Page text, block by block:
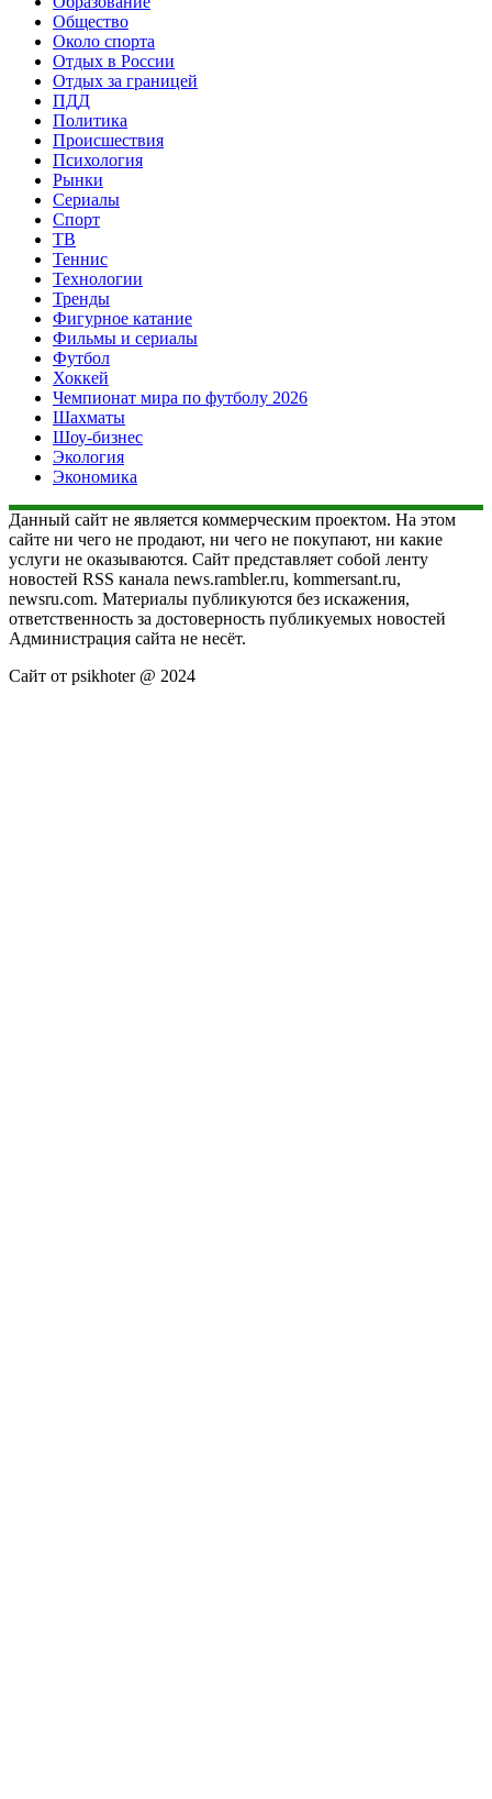
Общество
Около спорта
Отдых в России
Отдых за границей
ПДД
Политика
Происшествия
Психология
Рынки
Сериалы
Спорт
ТВ
Теннис
Технологии
Тренды
Фигурное катание
Фильмы и сериалы
Футбол
Хоккей
Чемпионат мира по футболу 2026
Шахматы
Шоу-бизнес
Экология
Экономика
Данный сайт не является коммерческим проектом. На этом
сайте ни чего не продают, ни чего не покупают, ни какие
услуги не оказываются. Сайт представляет собой ленту
новостей RSS канала news.rambler.ru, kommersant.ru,
newsru.com. Материалы публикуются без искажения,
ответственность за достоверность публикуемых новостей
Администрация сайта не несёт.
Сайт от psikhoter @ 2024